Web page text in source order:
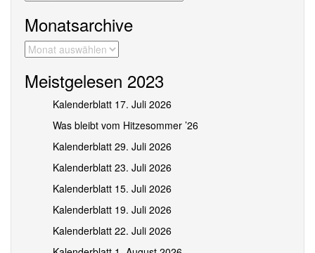
Monatsarchive
Monatsarchive
Meistgelesen 2023
Kalenderblatt 17. Juli 2026
Was bleibt vom Hitzesommer ’26
Kalenderblatt 29. Juli 2026
Kalenderblatt 23. Juli 2026
Kalenderblatt 15. Juli 2026
Kalenderblatt 19. Juli 2026
Kalenderblatt 22. Juli 2026